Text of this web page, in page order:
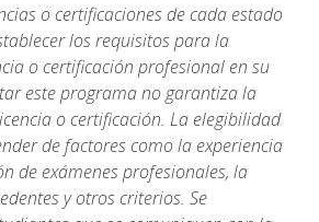
o certificaciones de cada estado
los requisitos para la
o certificación profesional en su
este programa no garantiza la
o certificación. La elegibilidad
de factores como la experiencia
de exámenes profesionales, la
y otros criterios. Se